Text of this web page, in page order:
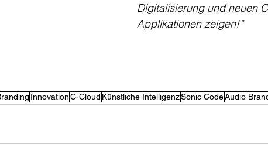
Digitalisierung und neuen
Applikationen zeigen!”
InnovationC-Cloud Künstliche IntelligenzSonic CodeAudio